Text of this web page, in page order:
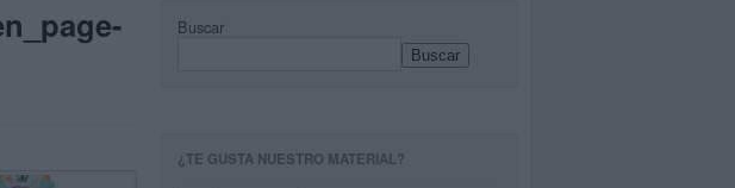
Buscar
Buscar
¿TE GUSTA NUESTRO MATERIAL?